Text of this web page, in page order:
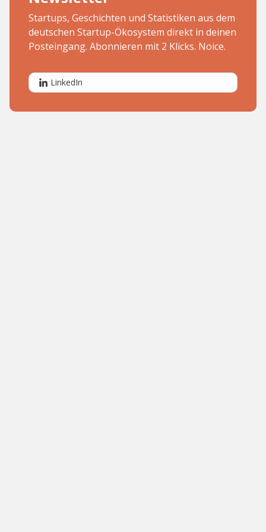
Startups, Geschichten und Statistiken aus dem
deutschen Startup-Ökosystem direkt in deinen
Posteingang. Abonnieren mit 2 Klicks. Noice.
LinkedIn